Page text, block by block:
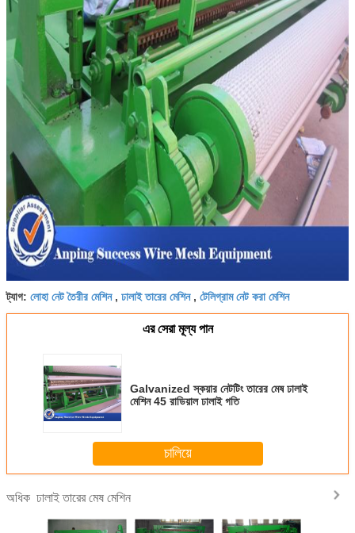
ট্যাগ: লোহা নেট তৈরীর মেশিন, ঢালাই তারের মেশিন, টেলিগ্রাম নেট করা মেশিন
এর সেরা মূল্য পান
Galvanized স্কয়ার নেটটিং তারের মেষ ঢালাই
মেশিন 45 রাডিয়াল ঢালাই গতি
চালিয়ে
অধিক ঢালাই তারের মেষ মেশিন